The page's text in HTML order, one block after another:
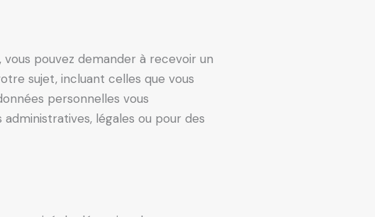
pouvez demander à recevoir un
sujet, incluant celles que vous
personnelles vous
légales ou pour des